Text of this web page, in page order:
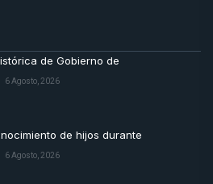
de Gobierno de
6 Agosto, 2026
de hijos durante
6 Agosto, 2026